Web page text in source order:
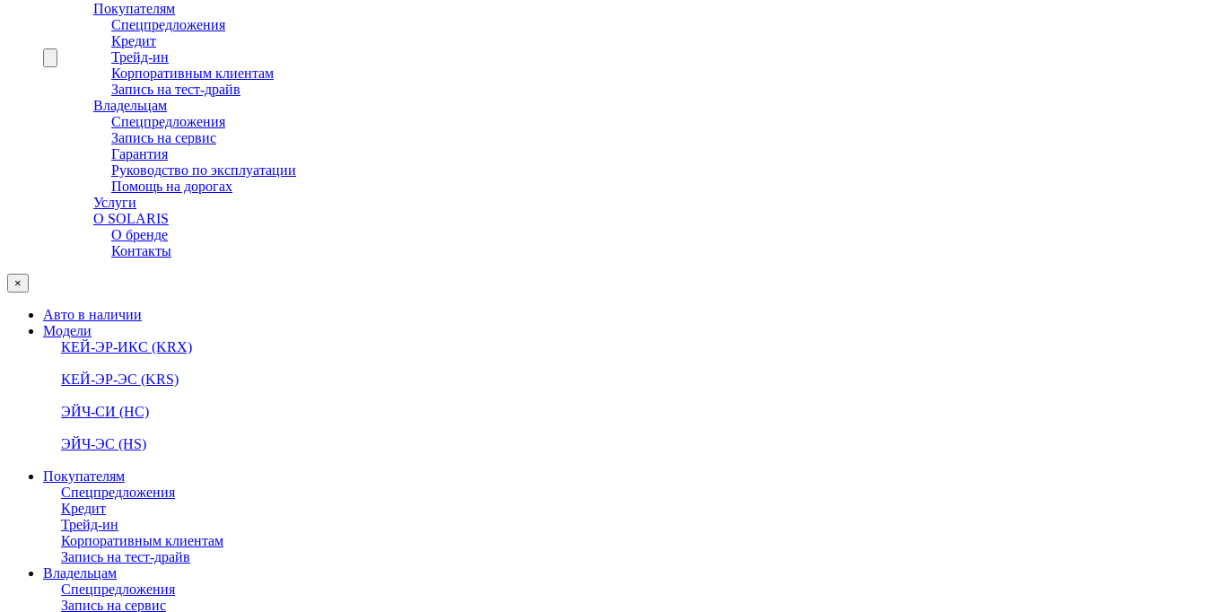
Покупателям
Спецпредложения
Кредит
Трейд-ин
Корпоративным клиентам
Запись на тест-драйв
Владельцам
Спецпредложения
Запись на сервис
Гарантия
Руководство по эксплуатации
Помощь на дорогах
Услуги
О SOLARIS
О бренде
Контакты
×
Авто в наличии
Модели
КЕЙ-ЭР-ИКС (KRX)
КЕЙ-ЭР-ЭС (KRS)
ЭЙЧ-СИ (HC)
ЭЙЧ-ЭС (HS)
Покупателям
Спецпредложения
Кредит
Трейд-ин
Корпоративным клиентам
Запись на тест-драйв
Владельцам
Спецпредложения
Запись на сервис